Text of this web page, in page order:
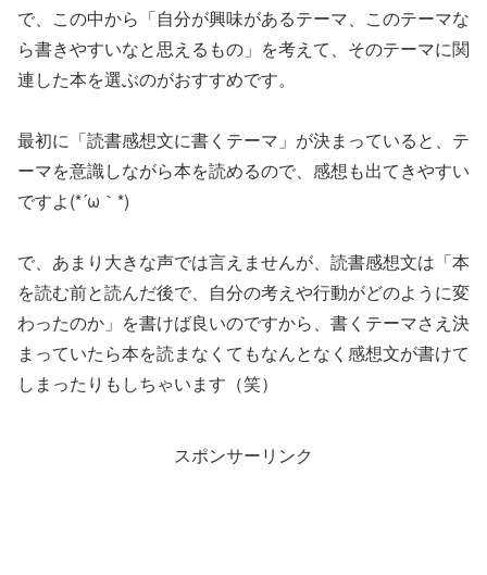
で、この中から「自分が興味があるテーマ、このテーマな
ら書きやすいなと思えるもの」を考えて、そのテーマに関
連した本を選ぶのがおすすめです。
最初に「読書感想文に書くテーマ」が決まっていると、テ
ーマを意識しながら本を読めるので、感想も出てきやすい
ですよ(*´ω｀*)
で、あまり大きな声では言えませんが、読書感想文は「本
を読む前と読んだ後で、自分の考えや行動がどのように変
わったのか」を書けば良いのですから、書くテーマさえ決
まっていたら本を読まなくてもなんとなく感想文が書けて
しまったりもしちゃいます（笑）
スポンサーリンク